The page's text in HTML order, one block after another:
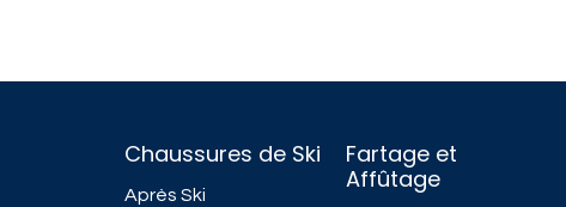
Chaussures de Ski
Après Ski
Fartage et
Affûtage